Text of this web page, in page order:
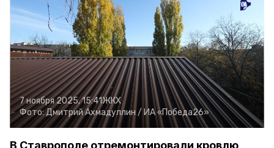
7 ноября 2025, 15:41ЖКХ
Фото:Дмитрий Ахмадуллин / ИА «Победа26»
В Ставрополе отремонтировали кровлю